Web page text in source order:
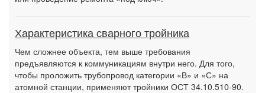
Характеристика сварного тройника
Чем сложнее объекта, тем выше требования
предъявляются к коммуникациям внутри него. Для того,
чтобы проложить трубопровод категории «В» и «С» на
атомной станции, применяют тройники ОСТ 34.10.510-90.